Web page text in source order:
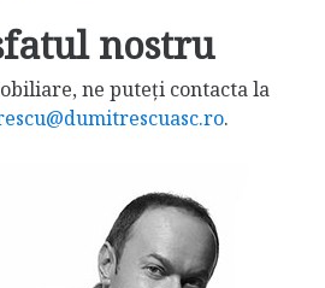
nostru
ne puteți contacta la
.